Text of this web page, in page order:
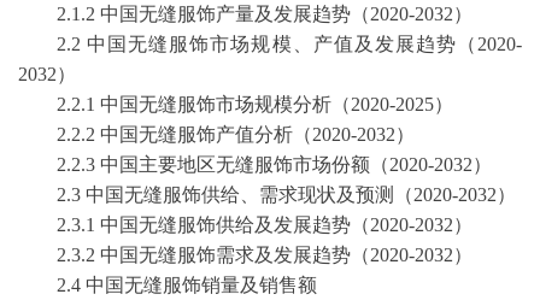
2.1.2 中国无缝服饰产量及发展趋势（2020-2032）
2.2 中国无缝服饰市场规模、产值及发展趋势（2020-
2032）
2.2.1 中国无缝服饰市场规模分析（2020-2025）
2.2.2 中国无缝服饰产值分析（2020-2032）
2.2.3 中国主要地区无缝服饰市场份额（2020-2032）
2.3 中国无缝服饰供给、需求现状及预测（2020-2032）
2.3.1 中国无缝服饰供给及发展趋势（2020-2032）
2.3.2 中国无缝服饰需求及发展趋势（2020-2032）
2.4 中国无缝服饰销量及销售额